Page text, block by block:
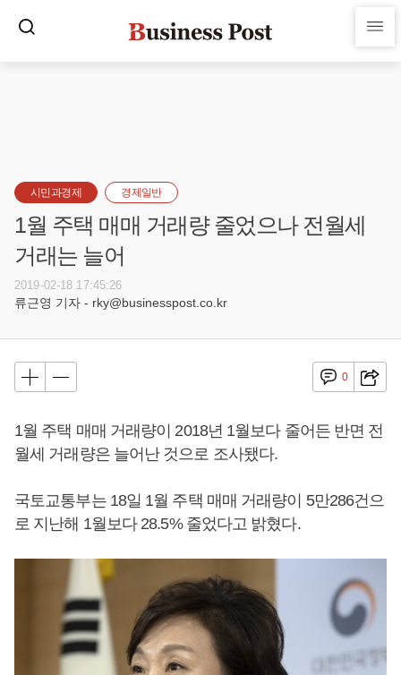
시민과경제 경제일반
1월 주택 매매 거래량 줄었으나 전월세
거래는 늘어
2019-02-18 17:45:26
류근영 기자 - rky@businesspost.co.kr
0
1월 주택 매매 거래량이 2018년 1월보다 줄어든 반면 전
월세 거래량은 늘어난 것으로 조사됐다.
국토교통부는 18일 1월 주택 매매 거래량이 5만286건으
로 지난해 1월보다 28.5% 줄었다고 밝혔다.